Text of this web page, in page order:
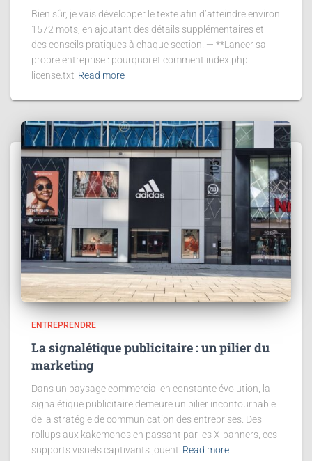
Bien sûr, je vais développer le texte afin d’atteindre environ
1572 mots, en ajoutant des détails supplémentaires et
des conseils pratiques à chaque section. — **Lancer sa
propre entreprise : pourquoi et comment index.php
license.txt Read more
ENTREPRENDRE
La signalétique publicitaire : un pilier du
marketing
Dans un paysage commercial en constante évolution, la
signalétique publicitaire demeure un pilier incontournable
de la stratégie de communication des entreprises. Des
rollups aux kakemonos en passant par les X-banners, ces
supports visuels captivants jouent Read more